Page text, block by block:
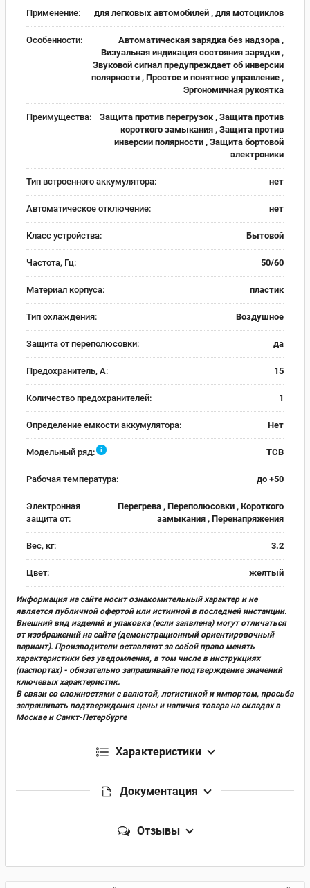
Применение: для легковых автомобилей , для мотоциклов
Особенности:
Автоматическая зарядка без надзора ,
Визуальная индикация состояния зарядки ,
Звуковой сигнал предупреждает об инверсии
полярности , Простое и понятное управление ,
Эргономичная рукоятка
Преимущества:
Защита против перегрузок , Защита против
короткого замыкания , Защита против
инверсии полярности , Защита бортовой
электроники
Тип встроенного аккумулятора: нет
Автоматическое отключение: нет
Класс устройства: Бытовой
Частота, Гц: 50/60
Материал корпуса: пластик
Тип охлаждения: Воздушное
Защита от переполюсовки: да
Предохранитель, А: 15
Количество предохранителей: 1
Определение емкости аккумулятора: Нет
Модельный ряд: i TCB
Рабочая температура: до +50
Электронная
защита от:
Перегрева , Переполюсовки , Короткого
замыкания , Перенапряжения
Вес, кг: 3.2
Цвет: желтый
Информация на сайте носит ознакомительный характер и не
является публичной офертой или истинной в последней инстанции.
Внешний вид изделий и упаковка (если заявлена) могут отличаться
от изображений на сайте (демонстрационный ориентировочный
вариант). Производители оставляют за собой право менять
характеристики без уведомления, в том числе в инструкциях
(паспортах) - обязательно запрашивайте подтверждение значений
ключевых характеристик.
В связи со сложностями с валютой, логистикой и импортом, просьба
запрашивать подтверждения цены и наличия товара на складах в
Москве и Санкт-Петербурге
Характеристики
Документация
Отзывы